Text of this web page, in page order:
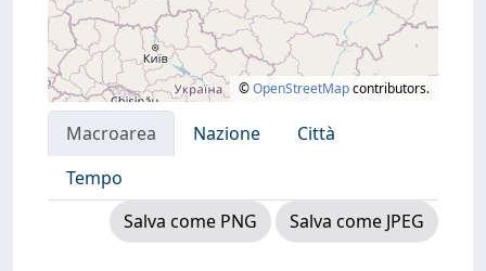
©OpenStreetMapcontributors.
Macroarea Nazione
Città
Tempo
Salva come PNG
Salva come JPEG